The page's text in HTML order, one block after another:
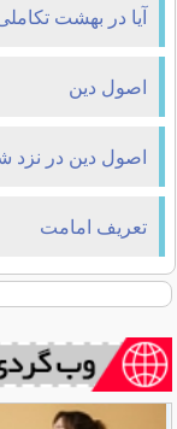
آیا در بهشت
اصول دین
اصول دین در نزد
تعریف امامت